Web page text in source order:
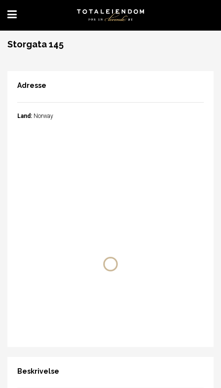
Storgata 145
Adresse
Land: Norway
Beskrivelse